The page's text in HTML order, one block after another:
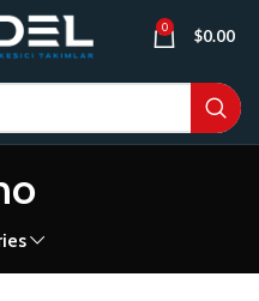
0 $0.00